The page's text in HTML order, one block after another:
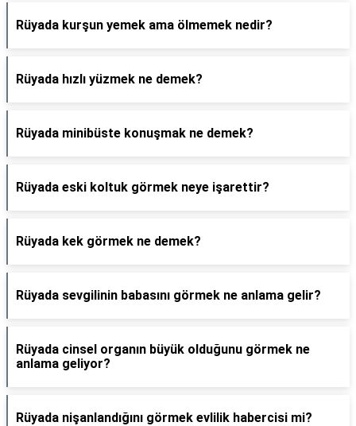
Rüyada kurşun yemek ama ölmemek nedir?
Rüyada hızlı yüzmek ne demek?
Rüyada minibüste konuşmak ne demek?
Rüyada eski koltuk görmek neye işarettir?
Rüyada kek görmek ne demek?
Rüyada sevgilinin babasını görmek ne anlama gelir?
Rüyada cinsel organın büyük olduğunu görmek ne
anlama geliyor?
Rüyada nişanlandığını görmek evlilik habercisi mi?